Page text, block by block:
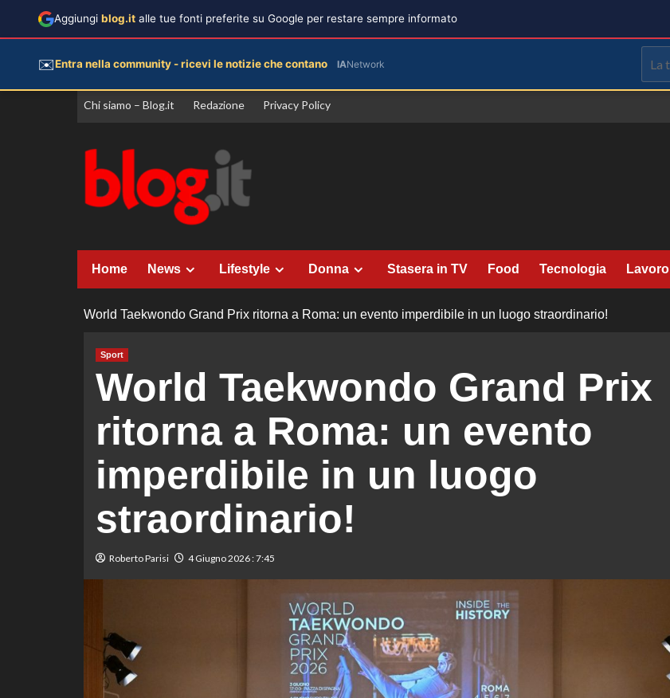
Vai
Chi siamo – Blog.it Redazione Privacy Policy
Home News Lifestyle Donna Stasera in TV Food Tecnologia Lavoro
World Taekwondo Grand Prix ritorna a Roma: un evento imperdibile in un luogo straordinario!
Sport
World Taekwondo Grand Prix
ritorna a Roma: un evento
imperdibile in un luogo
straordinario!
Roberto Parisi 4 Giugno 2026 : 7:45
Aggiungi blog.it alle tue fonti preferite su Google per restare sempre informato
✉️Entra nella community - ricevi le notizie che contano IANetwork